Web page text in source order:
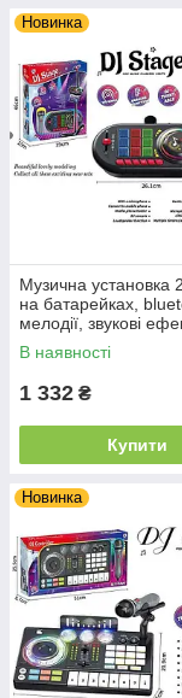
Новинка
Музична установка
на батарейках,
мелодії, звукові
запис, підсвічування,
мікрофон, стійка, в
В наявності
1 332 ₴
Купити
Новинка